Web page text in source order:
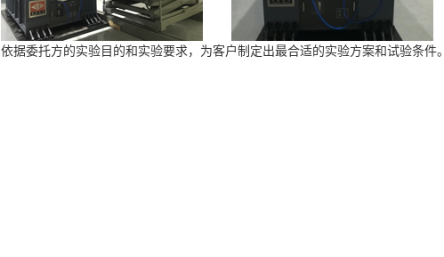
依据委托方的实验目的和实验要求，为客户制定出最合适的实验方案和试验条件。